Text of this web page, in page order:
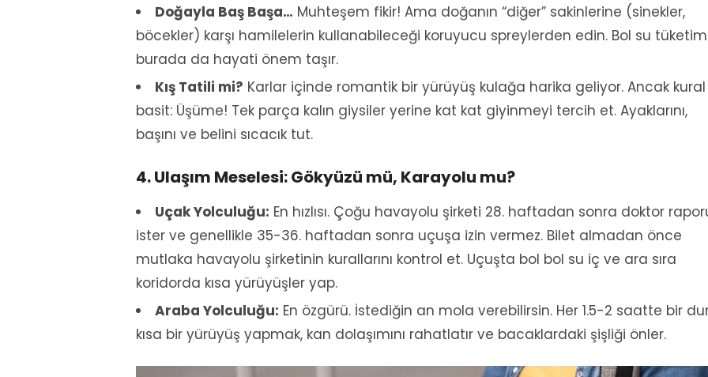
Doğayla Baş Başa… Muhteşem fikir! Ama doğanın “diğer” sakinlerine (sinekler,
böcekler) karşı hamilelerin kullanabileceği koruyucu spreylerden edin. Bol su
burada da hayati önem taşır.
Kış Tatili mi? Karlar içinde romantik bir yürüyüş kulağa harika geliyor. Ancak kural
basit: Üşüme! Tek parça kalın giysiler yerine kat kat giyinmeyi tercih et. Ayaklarını,
başını ve belini sıcacık tut.
4. Ulaşım Meselesi: Gökyüzü mü, Karayolu mu?
Uçak Yolculuğu: En hızlısı. Çoğu havayolu şirketi 28. haftadan sonra doktor
ister ve genellikle 35-36. haftadan sonra uçuşa izin vermez. Bilet almadan önce
mutlaka havayolu şirketinin kurallarını kontrol et. Uçuşta bol bol su iç ve ara sıra
koridorda kısa yürüyüşler yap.
Araba Yolculuğu: En özgürü. İstediğin an mola verebilirsin. Her 1.5-2 saatte bir
kısa bir yürüyüş yapmak, kan dolaşımını rahatlatır ve bacaklardaki şişliği önler.